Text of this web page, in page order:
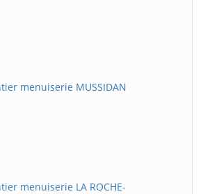
menuiserie MUSSIDAN
menuiserie LA ROCHE-